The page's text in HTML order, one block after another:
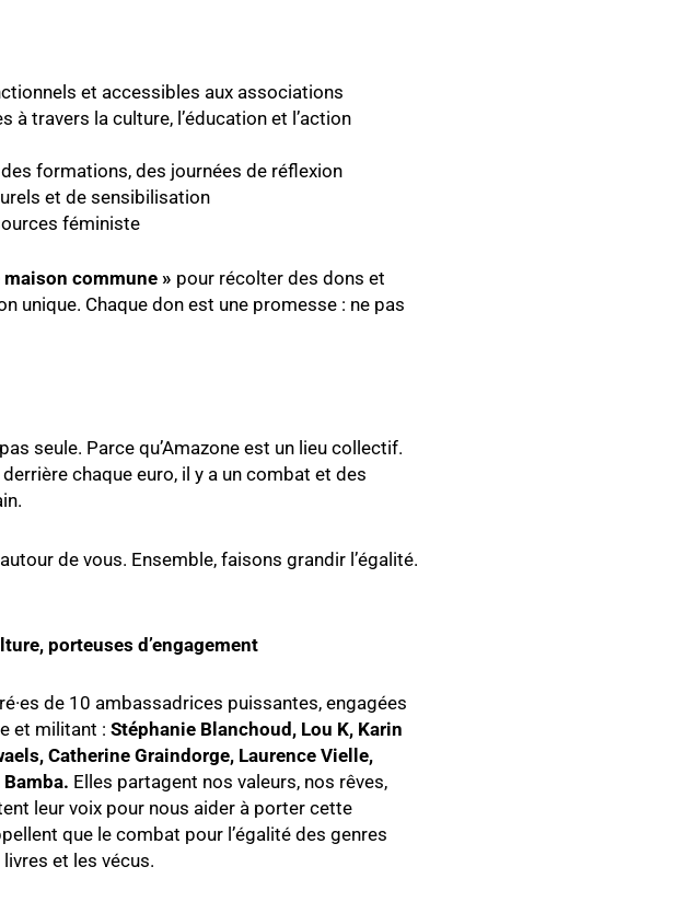
et accessibles aux associations
à travers la culture, l’éducation et l’action
formations, des journées de réflexion
et de sensibilisation
féministe
maison commune » pour récolter des dons et
unique. Chaque don est une promesse : ne pas
seule. Parce qu’Amazone est un lieu collectif.
chaque euro, il y a un combat et des
de vous. Ensemble, faisons grandir l’égalité.
porteuses d’engagement
de 10 ambassadrices puissantes, engagées
et militant : Stéphanie Blanchoud, Lou K, Karin
Catherine Graindorge, Laurence Vielle,
Elles partagent nos valeurs, nos rêves,
leur voix pour nous aider à porter cette
que le combat pour l’égalité des genres
et les vécus.